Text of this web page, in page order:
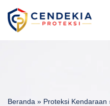
Beranda » Proteksi Kendaraan